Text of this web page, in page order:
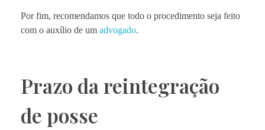
Por fim, recomendamos que todo o procedimento seja feito
com o auxílio de um advogado.
Prazo da reintegração
de posse